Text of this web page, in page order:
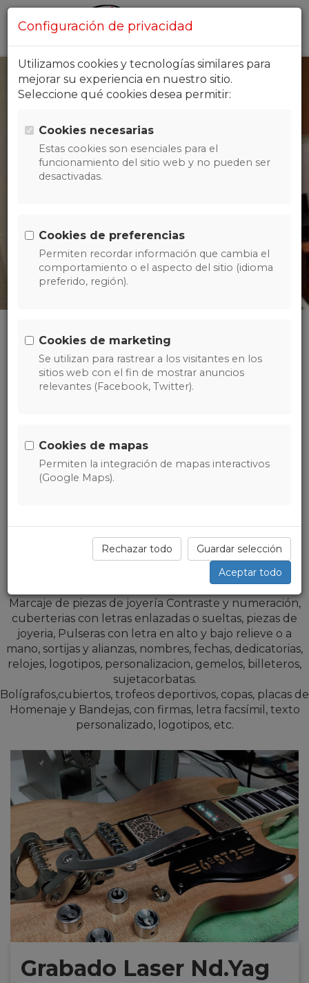
El Grabado hecho
Arte
Grabadores dedicados al sector de
Regalo,
desde 1953 sucesores de Frutos
Grabadores.
Desingrab S.L.
Grabadores
de Joyeria, Plateria, Relojeria e Industria del Regalo,
desde 1953 sucesores de Frutos Grabadores.
Nuestra máxima es la calidad de nuestros grabados,
La exquisited en nuestros grabados, acabados y
diseños, es nuestro objetivo en el trabajo.
Marcaje de piezas de joyería Contraste y numeración,
cuberterias con letras enlazadas o sueltas, piezas de
joyeria, Pulseras con letra en alto y bajo relieve o a
mano, sortijas y alianzas, nombres, fechas, dedicatorias,
relojes, logotipos, personalizacion, gemelos, billeteros,
sujetacorbatas.
Bolígrafos,cubiertos, trofeos deportivos, copas, placas de
Homenaje y Bandejas, con firmas, letra facsímil, texto
personalizado, logotipos, etc.
Grabado Laser Nd.Yag
Configuración de privacidad
Utilizamos cookies y tecnologías similares para
mejorar su experiencia en nuestro sitio.
Seleccione qué cookies desea permitir:
Cookies necesarias
Estas cookies son esenciales para el
funcionamiento del sitio web y no pueden ser
desactivadas.
Cookies de preferencias
Permiten recordar información que cambia el
comportamiento o el aspecto del sitio (idioma
preferido, región).
Cookies de marketing
Se utilizan para rastrear a los visitantes en los
sitios web con el fin de mostrar anuncios
relevantes (Facebook, Twitter).
Cookies de mapas
Permiten la integración de mapas interactivos
(Google Maps).
Rechazar todo
Guardar selección
Aceptar todo